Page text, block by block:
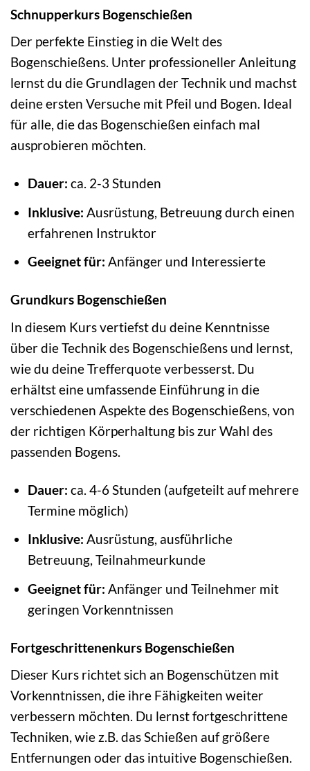
Schnupperkurs Bogenschießen
Der perfekte Einstieg in die Welt des
Bogenschießens. Unter professioneller Anleitung
lernst du die Grundlagen der Technik und machst
deine ersten Versuche mit Pfeil und Bogen. Ideal
für alle, die das Bogenschießen einfach mal
ausprobieren möchten.
Dauer: ca. 2-3 Stunden
Inklusive: Ausrüstung, Betreuung durch einen
erfahrenen Instruktor
Geeignet für: Anfänger und Interessierte
Grundkurs Bogenschießen
In diesem Kurs vertiefst du deine Kenntnisse
über die Technik des Bogenschießens und lernst,
wie du deine Trefferquote verbesserst. Du
erhältst eine umfassende Einführung in die
verschiedenen Aspekte des Bogenschießens, von
der richtigen Körperhaltung bis zur Wahl des
passenden Bogens.
Dauer: ca. 4-6 Stunden (aufgeteilt auf mehrere
Termine möglich)
Inklusive: Ausrüstung, ausführliche
Betreuung, Teilnahmeurkunde
Geeignet für: Anfänger und Teilnehmer mit
geringen Vorkenntnissen
Fortgeschrittenenkurs Bogenschießen
Dieser Kurs richtet sich an Bogenschützen mit
Vorkenntnissen, die ihre Fähigkeiten weiter
verbessern möchten. Du lernst fortgeschrittene
Techniken, wie z.B. das Schießen auf größere
Entfernungen oder das intuitive Bogenschießen.